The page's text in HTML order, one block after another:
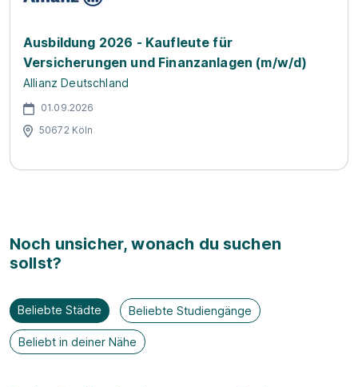
Ausbildung 2026 - Kaufleute für
Versicherungen und Finanzanlagen (m/w/d)
Allianz Deutschland
01.09.2026
50672 Köln
Noch unsicher, wonach du suchen
sollst?
Beliebte Städte Beliebte Studiengänge
Beliebt in deiner Nähe